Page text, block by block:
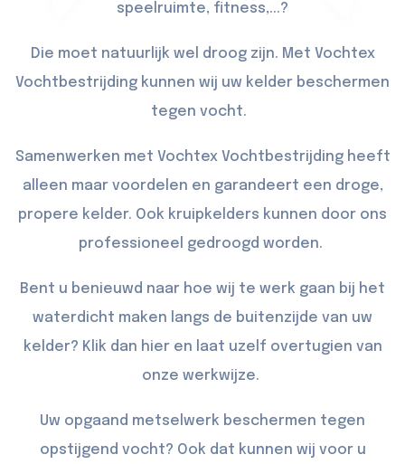
speelruimte, fitness,...?
Die moet natuurlijk wel droog zijn. Met Vochtex
Vochtbestrijding kunnen wij uw kelder beschermen
tegen vocht.
Samenwerken met Vochtex Vochtbestrijding heeft
alleen maar voordelen en garandeert een droge,
propere kelder. Ook kruipkelders kunnen door ons
professioneel gedroogd worden.
Bent u benieuwd naar hoe wij te werk gaan bij het
waterdicht maken langs de buitenzijde van uw
kelder? Klik dan hieren laat uzelf overtugien van
onze werkwijze.
Uw opgaand metselwerk beschermen tegen
opstijgend vocht? Ook dat kunnen wij voor u